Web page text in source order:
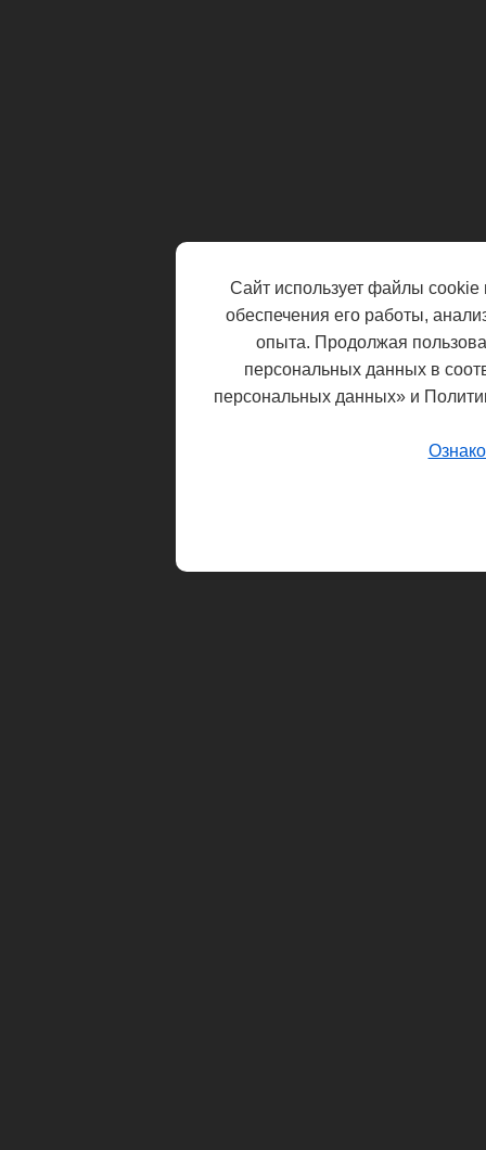
Сайт использует файлы cookie
обеспечения его работы,
опыта. Продолжая
персональных данных в
персональных данных» и